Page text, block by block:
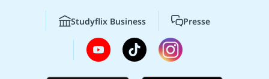
Studyflix Business Presse